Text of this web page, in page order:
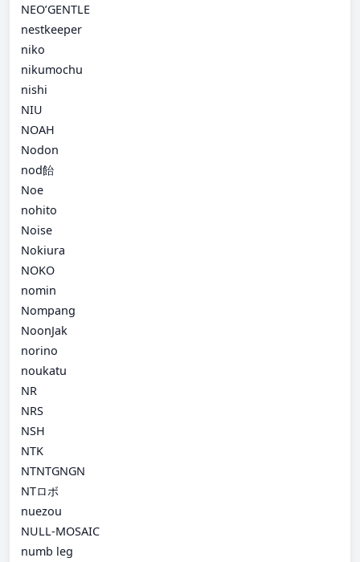
NEO’GENTLE
nestkeeper
niko
nikumochu
nishi
NIU
NOAH
Nodon
nod飴
Noe
nohito
Noise
Nokiura
NOKO
nomin
Nompang
NoonJak
norino
noukatu
NR
NRS
NSH
NTK
NTNTGNGN
NTロボ
nuezou
NULL-MOSAIC
numb leg